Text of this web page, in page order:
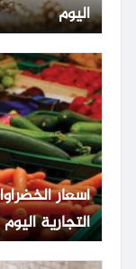
اليوم
أسعار
التجارية اليوم